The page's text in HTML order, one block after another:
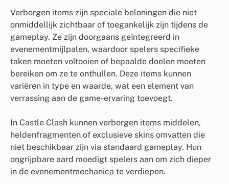
Verborgen items zijn speciale beloningen die niet
onmiddellijk zichtbaar of toegankelijk zijn tijdens de
gameplay. Ze zijn doorgaans geïntegreerd in
evenementmijlpalen, waardoor spelers specifieke
taken moeten voltooien of bepaalde doelen moeten
bereiken om ze te onthullen. Deze items kunnen
variëren in type en waarde, wat een element van
verrassing aan de game-ervaring toevoegt.
In Castle Clash kunnen verborgen items middelen,
heldenfragmenten of exclusieve skins omvatten die
niet beschikbaar zijn via standaard gameplay. Hun
ongrijpbare aard moedigt spelers aan om zich dieper
in de evenementmechanica te verdiepen.